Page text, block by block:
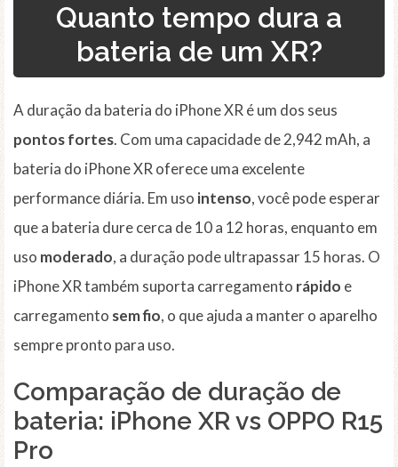
Quanto tempo dura a
bateria de um XR?
A duração da bateria do iPhone XR é um dos seus
pontos fortes. Com uma capacidade de 2,942 mAh, a
bateria do iPhone XR oferece uma excelente
performance diária. Em uso intenso, você pode esperar
que a bateria dure cerca de 10 a 12 horas, enquanto em
uso moderado, a duração pode ultrapassar 15 horas. O
iPhone XR também suporta carregamento rápido e
carregamento sem fio, o que ajuda a manter o aparelho
sempre pronto para uso.
Comparação de duração de
bateria: iPhone XR vs OPPO R15
Pro